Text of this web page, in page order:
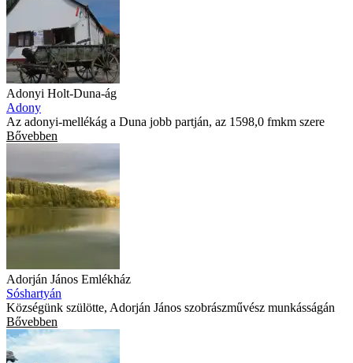
Adonyi Holt-Duna-ág
Adony
Az adonyi-mellékág a Duna jobb partján, az 1598,0 fmkm szere
Bővebben
Adorján János Emlékház
Sóshartyán
Községünk szülötte, Adorján János szobrászművész munkásságán
Bővebben